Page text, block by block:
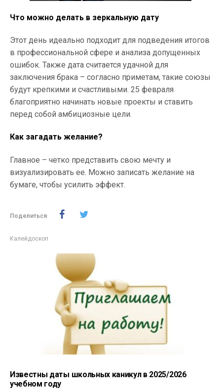
Что можно делать в зеркальную дату
Этот день идеально подходит для подведения итогов
в профессиональной сфере и анализа допущенных
ошибок. Также дата считается удачной для
заключения брака – согласно приметам, такие союзы
будут крепкими и счастливыми. 25 февраля
благоприятно начинать новые проекты и ставить
перед собой амбициозные цели.
Как загадать желание?
Главное – четко представить свою мечту и
визуализировать ее. Можно записать желание на
бумаге, чтобы усилить эффект.
Поделиться
Калейдоскоп
Известны даты школьных каникул в 2025/2026
учебном году